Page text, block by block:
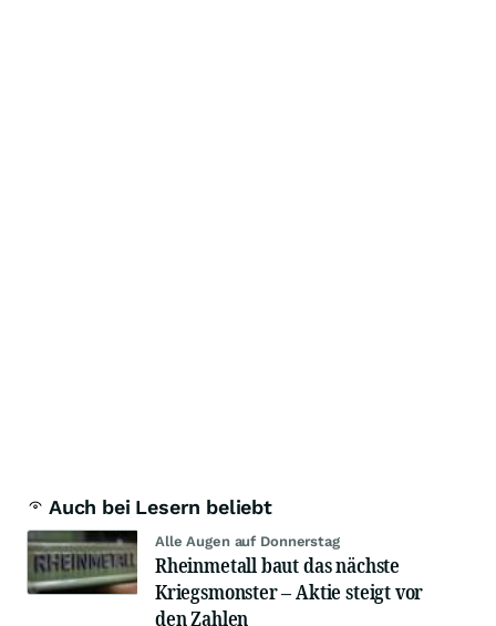
Auch bei Lesern beliebt
Alle Augen auf Donnerstag
Rheinmetall baut das nächste
Kriegsmonster – Aktie steigt vor
den Zahlen